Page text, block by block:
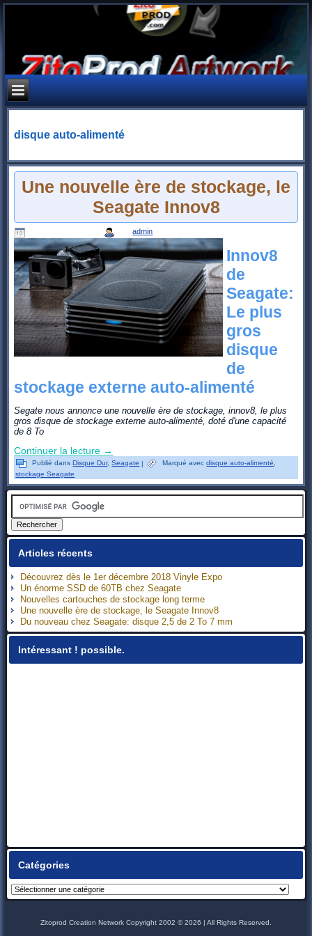
disque auto-alimenté
Une nouvelle ère de stockage, le
Seagate Innov8
admin
Innov8
de
Seagate:
Le plus
gros
disque
de
stockage externe auto-alimenté
Segate nous annonce une nouvelle ère de stockage, innov8, le plus
gros disque de stockage externe auto-alimenté, doté d'une capacité
de 8 To
Continuer la lecture →
Publié dans Disque Dur,Seagate | Marqué avec disque auto-alimenté,
stockage Seagate
Articles récents
Découvrez dès le 1er décembre 2018 Vinyle Expo
Un énorme SSD de 60TB chez Seagate
Nouvelles cartouches de stockage long terme
Une nouvelle ère de stockage, le Seagate Innov8
Du nouveau chez Seagate: disque 2,5 de 2 To 7 mm
Intéressant ! possible.
Catégories
Catégories
Zitoprod Creation Network Copyright 2002 © 2026 | All Rights Reserved.